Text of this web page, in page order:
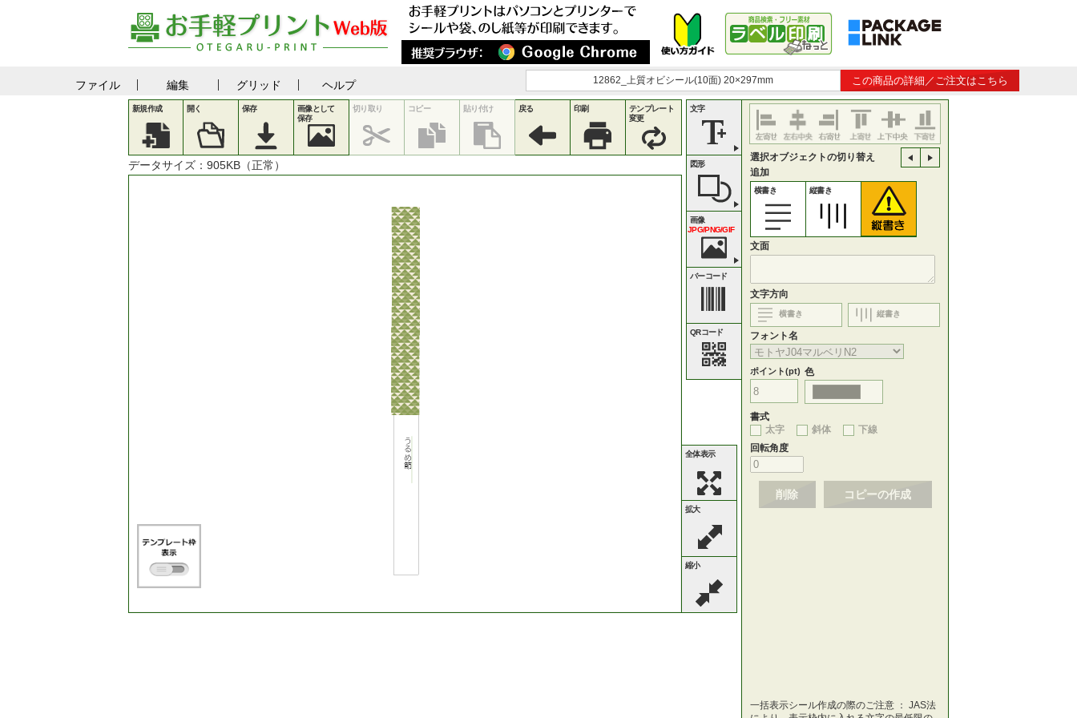
ファイル 編集 グリッド ヘルプ 12862_上質オビシール(10面) 20×297mm この商品の詳細／ご注文はこちら
新規作成 開く 保存
画像として
保存
切り取り コピー 貼り付け 戻る 印刷
テンプレート
変更
データサイズ： 905KB（正常）
う
る
め
節
全体表示
拡大
縮小
文字
図形
画像
JPG/PNG/GIF
バーコード
QRコード
選択オブジェクトの切り替え
追加
横書き 縦書き
文面
文字方向
横書き 縦書き
フォント名
ポイント(pt) 色
書式
太字
斜体
下線
回転角度
削除 コピーの作成
一括表示シール作成の際のご注意 ： JAS法